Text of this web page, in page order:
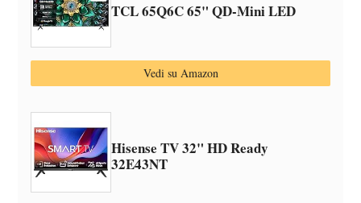
TCL 65Q6C 65" QD-Mini LED
Vedi su Amazon
Hisense TV 32" HD Ready
32E43NT